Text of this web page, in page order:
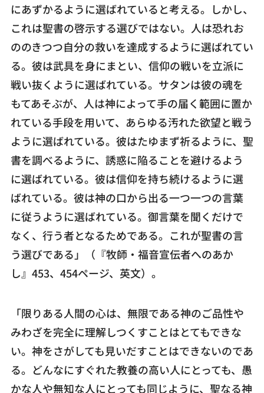
にあずかるように選ばれていると考える。しかし、
これは聖書の啓示する選びではない。人は恐れお
ののきつつ自分の救いを達成するように選ばれてい
る。彼は武具を身にまとい、信仰の戦いを立派に
戦い抜くように選ばれている。サタンは彼の魂を
もてあそぶが、人は神によって手の届く範囲に置か
れている手段を用いて、あらゆる汚れた欲望と戦う
ように選ばれている。彼はたゆまず祈るように、聖
書を調べるように、誘惑に陥ることを避けるよう
に選ばれている。彼は信仰を持ち続けるように選
ばれている。彼は神の口から出る一つ一つの言葉
に従うように選ばれている。御言葉を聞くだけで
なく、行う者となるためである。これが聖書の言
う選びである」（『牧師・福音宣伝者へのあか
し』453、454ページ、英文）。
「限りある人間の心は、無限である神のご品性や
みわざを完全に理解しつくすことはとてもできな
い。神をさがしても見いだすことはできないのであ
る。どんなにすぐれた教養の高い人にとっても、愚
かな人や無知な人にとっても同じように、聖なる神